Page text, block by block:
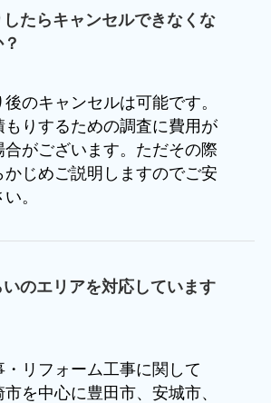
したらキャンセルできなくな
のキャンセルは可能です。
もりするための調査に費用が
がございます。ただその際
かじめご説明しますのでご安
。
いのエリアを対応しています
・リフォーム工事に関して
を中心に豊田市、安城市、